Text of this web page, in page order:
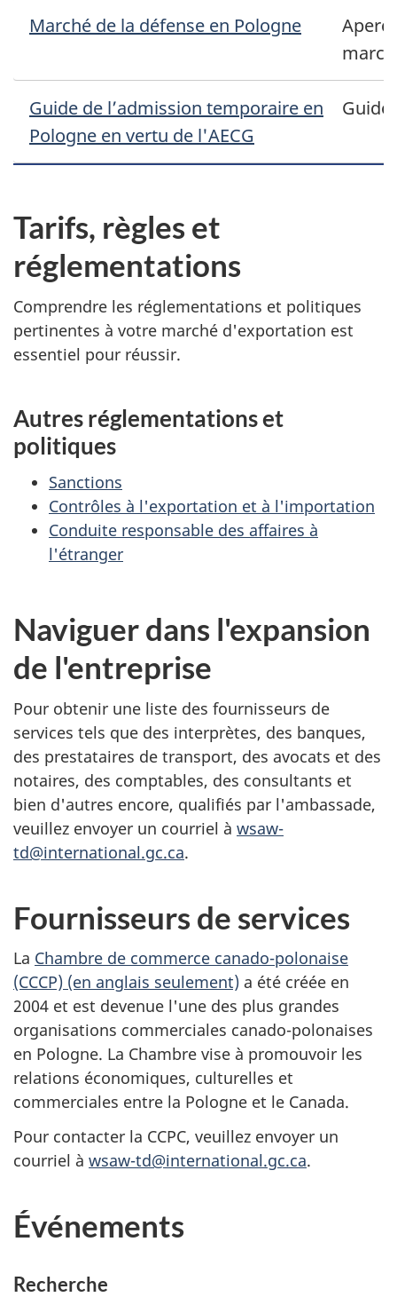
Marché de la défense en Pologne
Guide de l’admission temporaire en
Pologne en vertu de l'AECG
Guide
Tarifs, règles et
réglementations
Comprendre les réglementations et politiques
pertinentes à votre marché d'exportation est
essentiel pour réussir.
Autres réglementations et
politiques
Sanctions
Contrôles à l'exportation et à l'importation
Conduite responsable des affaires à
l'étranger
Naviguer dans l'expansion
de l'entreprise
Pour obtenir une liste des fournisseurs de
services tels que des interprètes, des banques,
des prestataires de transport, des avocats et des
notaires, des comptables, des consultants et
bien d'autres encore, qualifiés par l'ambassade,
veuillez envoyer un courriel à wsaw-
td@international.gc.ca.
Fournisseurs de services
La Chambre de commerce canado-polonaise
(CCCP) (en anglais seulement) a été créée en
2004 et est devenue l'une des plus grandes
organisations commerciales canado-polonaises
en Pologne. La Chambre vise à promouvoir les
relations économiques, culturelles et
commerciales entre la Pologne et le Canada.
Pour contacter la CCPC, veuillez envoyer un
courriel à wsaw-td@international.gc.ca.
Événements
Recherche